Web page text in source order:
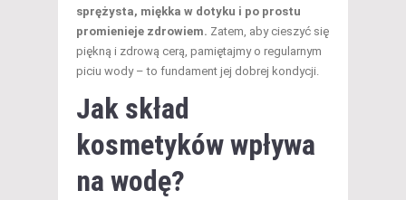
sprężysta, miękka w dotyku i po prostu
promienieje zdrowiem. Zatem, aby cieszyć się
piękną i zdrową cerą, pamiętajmy o regularnym
piciu wody – to fundament jej dobrej kondycji.
Jak skład
kosmetyków wpływa
na wodę?